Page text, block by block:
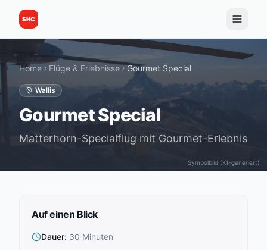
SHC
Symbolbild (KI-generiert)
Home Flüge & Erlebnisse Gourmet Special
Wallis
Gourmet Special
Matterhorn-Specialflug mit Gourmet-Erlebnis
Auf einen Blick
Dauer: 30 Minuten